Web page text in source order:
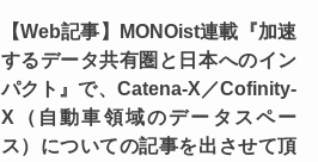
【Web記事】MONOist連載『加速
するデータ共有圏と日本へのイン
パクト』で、Catena-X／Cofinity-
X（自動車領域のデータスペー
ス）についての記事を出させて頂